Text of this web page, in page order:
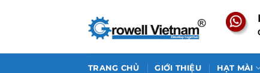
TRANG CHỦ GIỚI THIỆU HẠT MÀI